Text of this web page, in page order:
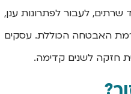
שרתים, לעבור לפתרונות ענן,
רמת האבטחה הכוללת. עסקים
חזקה לשנים קדימה.